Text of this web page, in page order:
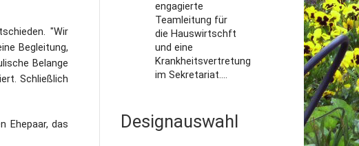
"Wir
Begleitung,
Belange
Schließlich
Ehepaar, das
engagierte
Teamleitung für
die Hauswirtschft
und eine
Krankheitsvertretung
im Sekretariat....
Designauswahl